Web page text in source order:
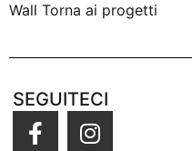
Wall Torna ai progetti
SEGUITECI